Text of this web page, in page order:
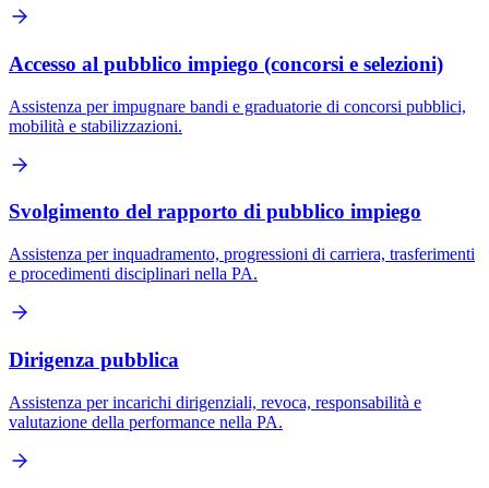
Accesso al pubblico impiego (concorsi e selezioni)
Assistenza per impugnare bandi e graduatorie di concorsi pubblici,
mobilità e stabilizzazioni.
Svolgimento del rapporto di pubblico impiego
Assistenza per inquadramento, progressioni di carriera, trasferimenti
e procedimenti disciplinari nella PA.
Dirigenza pubblica
Assistenza per incarichi dirigenziali, revoca, responsabilità e
valutazione della performance nella PA.